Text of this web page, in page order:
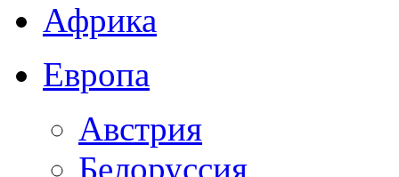
Африка
Европа
Австрия
Белоруссия